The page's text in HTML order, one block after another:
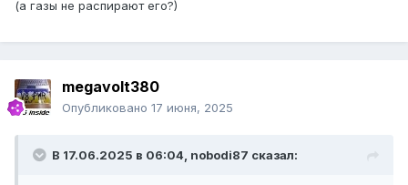
(а газы не распирают его?)
megavolt380
Опубликовано 17 июня, 2025
В 17.06.2025 в 06:04, nobodi87 сказал: